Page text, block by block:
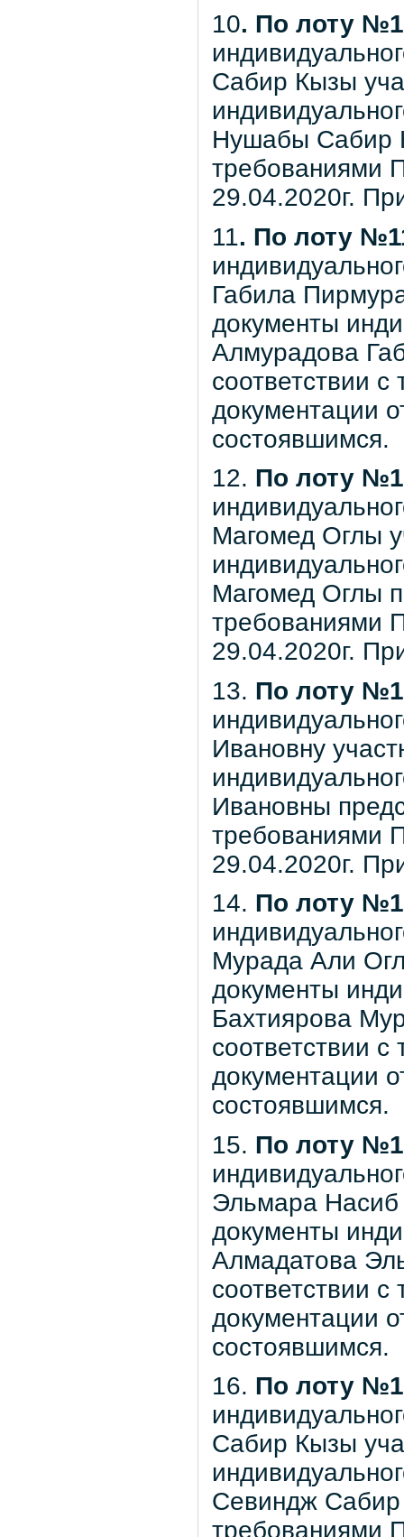
10. По лоту
Сабир Кызы
Нушабы Сабир
требованиями
29.04.2020г.
11. По лоту
Габила
документы
Алмурадова
соответствии
документации
состоявшимся.
12. По лоту
Магомед Оглы
Магомед Оглы
требованиями
29.04.2020г.
13. По лоту
Ивановну
Ивановны
требованиями
29.04.2020г.
14. По лоту
Мурада Али
документы
Бахтиярова
соответствии
документации
состоявшимся.
15. По лоту
Эльмара Насиб
документы
Алмадатова
соответствии
документации
состоявшимся.
16. По лоту
Сабир Кызы
Севиндж Сабир
требованиями